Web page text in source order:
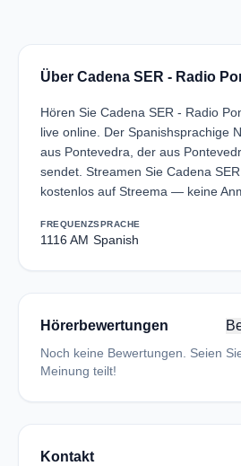
Über Cadena SER - Radio
Hören Sie Cadena SER - Radio
live online. Der Spanishsprachige
aus Pontevedra, der aus
sendet. Streamen Sie Cadena
kostenlos auf Streema — keine
FREQUENZ
1116 AM
SPRACHE
Spanish
Hörerbewertungen
Noch keine Bewertungen. Seien
Meinung teilt!
Kontakt